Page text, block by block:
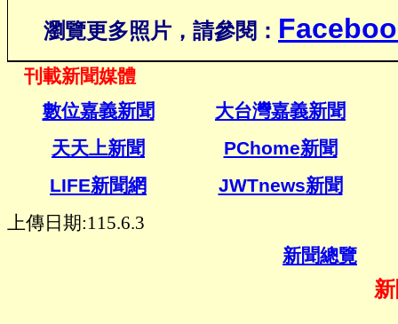
瀏覽更多照片，請參閱：
刊載新聞媒體
數位嘉義新聞
大台灣嘉義新聞
天天上新聞
PChome新聞
LIFE新聞網
JWTnews新聞
上傳日期:115.6.3
新聞總覽